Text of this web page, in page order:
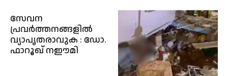
സേവന
പ്രവർത്തനങ്ങളിൽ
വ്യാപൃതരാവുക : ഡോ.
ഫാറൂഖ് നഈമി